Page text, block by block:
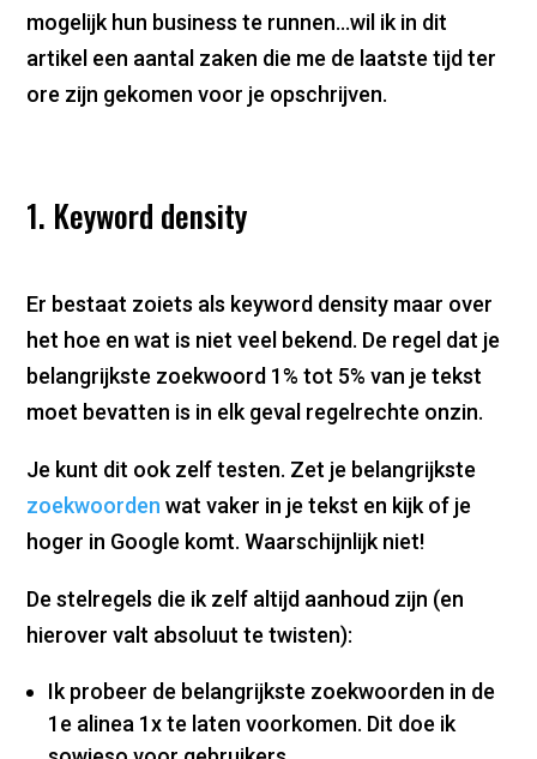
mogelijk hun business te runnen…wil ik in dit
artikel een aantal zaken die me de laatste tijd ter
ore zijn gekomen voor je opschrijven.
1. Keyword density
Er bestaat zoiets als keyword density maar over
het hoe en wat is niet veel bekend. De regel dat je
belangrijkste zoekwoord 1% tot 5% van je tekst
moet bevatten is in elk geval regelrechte onzin.
Je kunt dit ook zelf testen. Zet je belangrijkste
zoekwoorden wat vaker in je tekst en kijk of je
hoger in Google komt. Waarschijnlijk niet!
De stelregels die ik zelf altijd aanhoud zijn (en
hierover valt absoluut te twisten):
Ik probeer de belangrijkste zoekwoorden in de
1e alinea 1x te laten voorkomen. Dit doe ik